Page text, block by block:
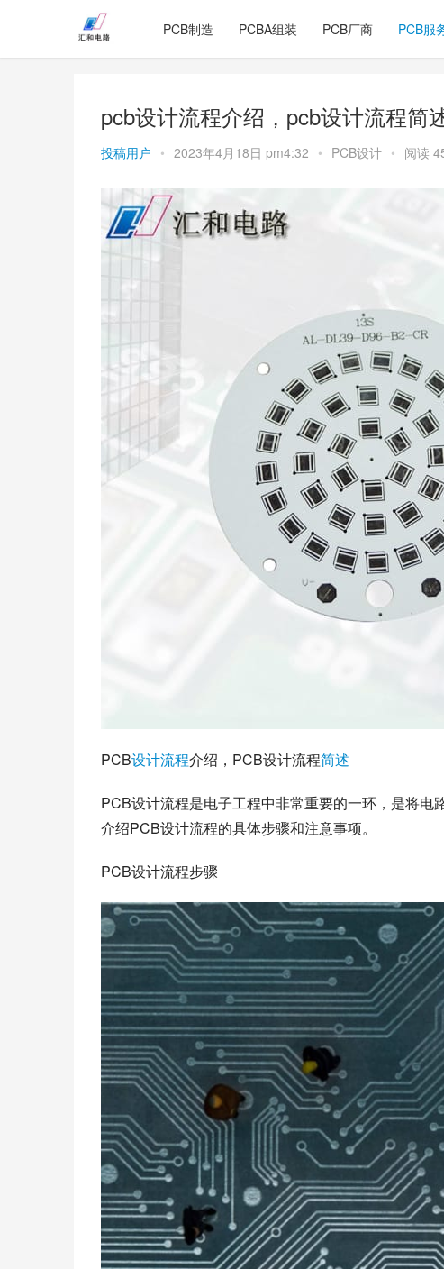
PCB制造 PCBA组装 PCB厂商 PCB服
pcb设计流程介绍，pcb设计流程简
投稿用户 • 2023年4月18日 pm4:32 • PCB设计 • 阅读
PCB设计流程介绍，PCB设计流程简述
PCB设计流程是电子工程中非常重要的一环，是将
介绍PCB设计流程的具体步骤和注意事项。
PCB设计流程步骤